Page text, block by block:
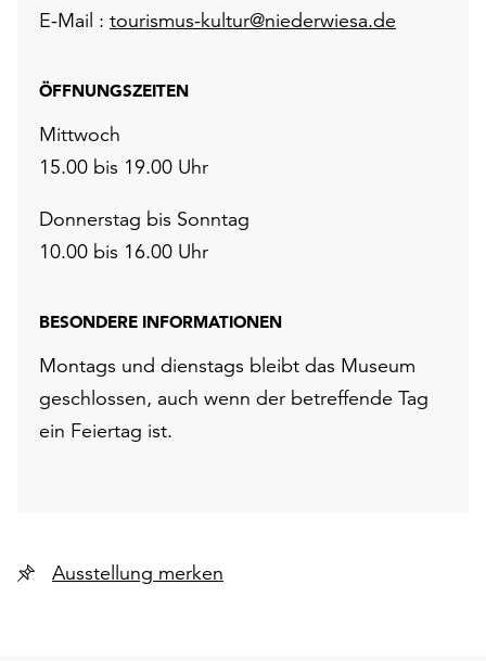
E-Mail : tourismus-kultur@niederwiesa.de
ÖFFNUNGSZEITEN
Mittwoch
15.00 bis 19.00 Uhr
Donnerstag bis Sonntag
10.00 bis 16.00 Uhr
BESONDERE INFORMATIONEN
Montags und dienstags bleibt das Museum
geschlossen, auch wenn der betreffende Tag
ein Feiertag ist.
Ausstellung merken